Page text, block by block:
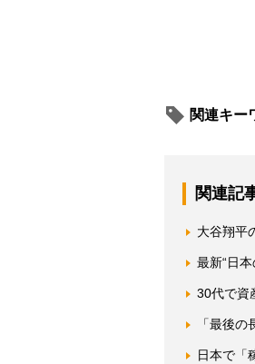
関連キー
関連記
大谷翔平
最新“日
30代で資
「最後
日本で「